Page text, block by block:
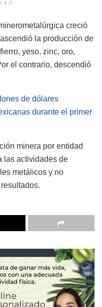
creció
la producción de
yeso, zinc, oro,
el contrario, descendió
de dólares
durante el primer
minera por entidad
las actividades de
metálicos y no